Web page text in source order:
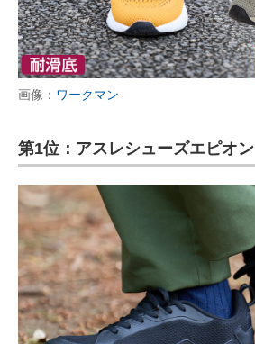
画像： ワークマン
第1位：アスレシューズエピオン